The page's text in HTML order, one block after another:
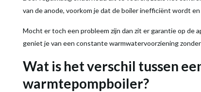
van deanode, voorkom je dat deboilerinefficiënt wordt en
Mocht er toch een probleem zijn dan zit ergarantieop de
geniet je van een constante warmwatervoorziening
Wat is het verschil tussen
warmtepompboiler?